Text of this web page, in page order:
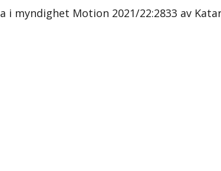
myndighet Motion 2021/22:2833 av